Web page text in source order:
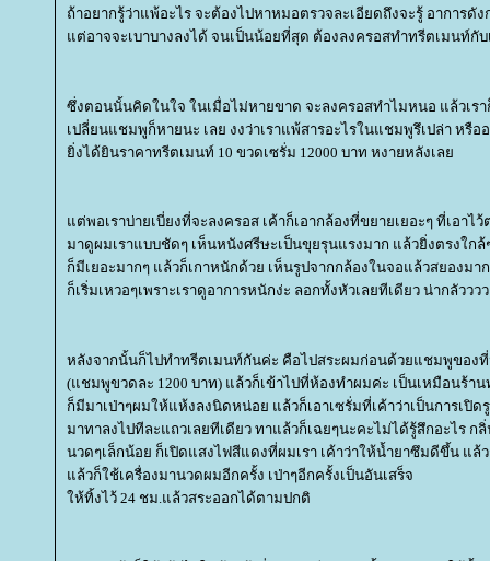
ถ้าอยากรู้ว่าแพ้อะไร จะต้องไปหาหมอตรวจละเอียดถึงจะรู้ อาการดั
ต่อาจจะเบาบางลงได้ จนเป็นน้อยที่สุด ต้องลงครอสทำทรีตเมนท์กับ
ซึ่งตอนนั้นคิดในใจ ในเมื่อไม่หายขาด จะลงครอสทำไมหนอ แล้วเร
เปลี่ยนแชมพูก็หายนะ เลย งงว่าเราแพ้สารอะไรในแชมพูรึเปล่า หรือ
ิ่งได้ยินราคาทรีตเมนท์ 10 ขวดเซรั่ม 12000 บาท หงายหลังเล
ต่พอเราบ่ายเบี่ยงที่จะลงครอส เค้าก็เอากล้องที่ขยายเยอะๆ ที่เอาไ
มาดูผมเราแบบชัดๆ เห็นหนังศรีษะเป็นขุยรุนแรงมาก แล้วยิ่งตรงใกล้
ก็มีเยอะมากๆ แล้วก็เกาหนักด้วย เห็นรูปจากกล้องในจอแล้วสยองมา
ก็เริ่มเหวอๆเพราะเราดูอาการหนักง่ะ ลอกทั้งหัวเลยทีเดียว น่ากลัวววว
หลังจากนั้นก็ไปทำทรีตเมนท์กันค่ะ คือไปสระผมก่อนด้วยแชมพูของ
(แชมพูขวดละ 1200 บาท) แล้วก็เข้าไปที่ห้องทำผมค่ะ เป็นเหมือนร้า
ก็มีมาเป่าๆผมให้แห้งลงนิดหน่อย แล้วก็เอาเซรั่มที่เค้าว่าเป็นการเปิ
มาทาลงไปทีละแถวเลยทีเดียว ทาแล้วก็เฉยๆนะคะไม่ได้รู้สึกอะไร ก
นวดๆเล็กน้อย ก็เปิดแสงไฟสีแดงที่ผมเรา เค้าว่าให้น้ำยาซึมดีขึ้น แล้
ล้วก็ใช้เครื่องมานวดผมอีกครั้ง เป่าๆอีกครั้งเป็นอันเสร็จ
ห้ทิ้งไว้ 24 ชม.แล้วสระออกได้ตามปกติ